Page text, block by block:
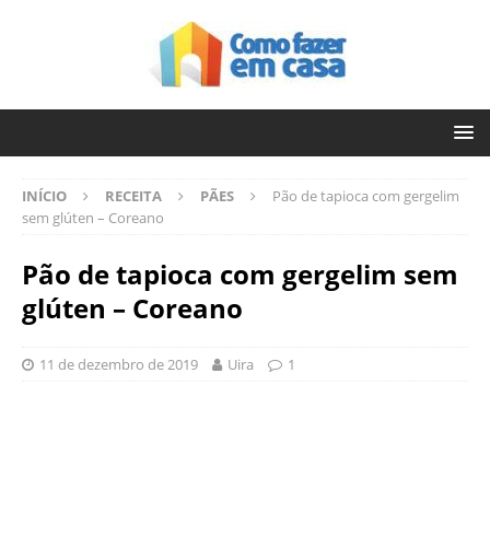
INÍCIO RECEITA PÃES
Pão de tapioca com gergelim
sem glúten – Coreano
Pão de tapioca com gergelim sem
glúten – Coreano
11 de dezembro de 2019 Uira 1